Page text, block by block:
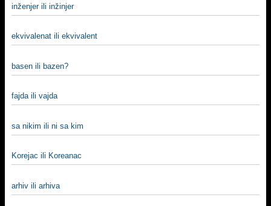
inženjer ili inžinjer
ekvivalenat ili ekvivalent
basen ili bazen?
fajda ili vajda
sa nikim ili ni sa kim
Korejac ili Koreanac
arhiv ili arhiva